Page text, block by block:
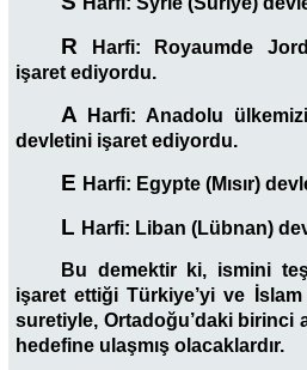
R
Harfi: Royaumde
işaret ediyordu.
A
Harfi: Anadolu
devletini işaret ediyordu.
E Harfi: Egypte (Mısır)
L Harfi: Liban (Lübnan)
Bu demektir ki, ismini
işaret ettiği Türkiye’yi ve
suretiyle, Ortadoğu’daki birinci
hedefine ulaşmış olacaklardır.